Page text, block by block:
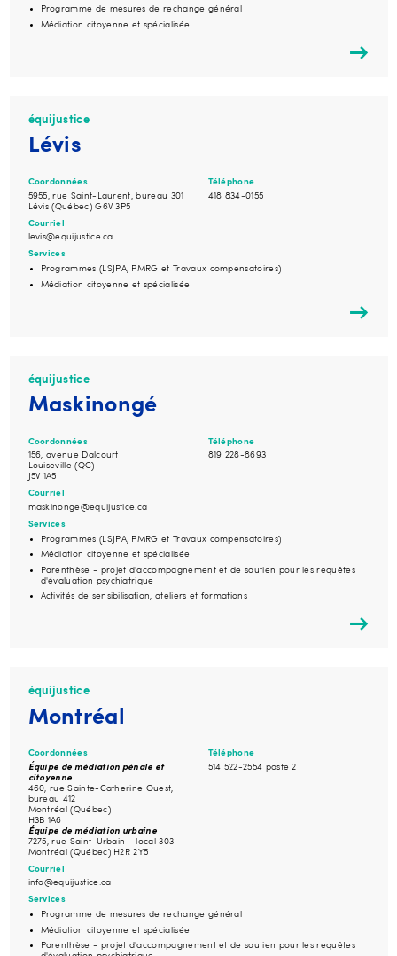
Programme de mesures de rechange général
Médiation citoyenne et spécialisée
équijustice
Lévis
Coordonnées
5955, rue Saint-Laurent, bureau 301
Lévis (Québec) G6V 3P5
Téléphone
418 834-0155
Courriel
levis@equijustice.ca
Services
Programmes (LSJPA, PMRG et Travaux compensatoires)
Médiation citoyenne et spécialisée
équijustice
Maskinongé
Coordonnées
156, avenue Dalcourt
Louiseville (QC)
J5V 1A5
Téléphone
819 228-8693
Courriel
maskinonge@equijustice.ca
Services
Programmes (LSJPA, PMRG et Travaux compensatoires)
Médiation citoyenne et spécialisée
Parenthèse - projet d'accompagnement et de soutien pour les requêtes
d'évaluation psychiatrique
Activités de sensibilisation, ateliers et formations
équijustice
Montréal
Coordonnées
Équipe de médiation pénale et
citoyenne
460, rue Sainte-Catherine Ouest,
bureau 412
Montréal (Québec)
H3B 1A6
Équipe de médiation urbaine
7275, rue Saint-Urbain - local 303
Montréal (Québec) H2R 2Y5
Téléphone
514 522-2554 poste 2
Courriel
info@equijustice.ca
Services
Programme de mesures de rechange général
Médiation citoyenne et spécialisée
Parenthèse - projet d'accompagnement et de soutien pour les requêtes